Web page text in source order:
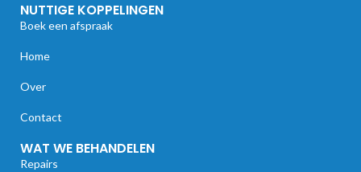
NUTTIGE KOPPELINGEN
Boek een afspraak
Home
Over
Contact
WAT WE BEHANDELEN
Repairs